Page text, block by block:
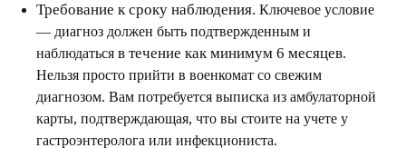
Требование к сроку наблюдения. Ключевое условие
— диагноз должен быть подтвержденным и
наблюдаться в течение как минимум 6 месяцев.
Нельзя просто прийти в военкомат со свежим
диагнозом. Вам потребуется выписка из амбулаторной
карты, подтверждающая, что вы стоите на учете у
гастроэнтеролога или инфекциониста.